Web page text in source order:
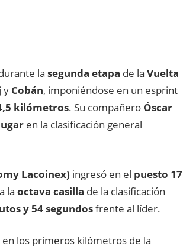
la segunda etapa de la Vuelta
y Cobán, imponiéndose en un esprint
kilómetros. Su compañero Óscar
en la clasificación general
Lacoinex) ingresó en el puesto 17
la octava casilla de la clasificación
y 54 segundosfrente al líder.
en los primeros kilómetros de la